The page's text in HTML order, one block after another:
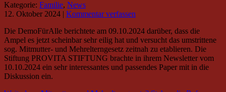
Kategorie: Familie, News
12. Oktober 2024 | Kommentar verfassen
Die DemoFürAlle berichtete am 09.10.2024 darüber, dass die
Ampel es jetzt scheinbar sehr eilig hat und versucht das umstrittene
sog. Mitmutter- und Mehrelterngesetz zeitnah zu etablieren. Die
Stiftung PROVITA STIFTUNG brachte in ihrem Newsletter vom
10.10.2024 ein sehr interessantes und passendes Paper mit in die
Diskussion ein.